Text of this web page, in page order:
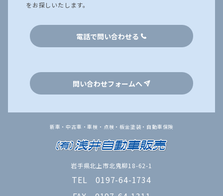
をお探しいたします。
電話で問い合わせる
問い合わせフォームへ
新車・中古車・車検・点検・板金塗装・自動車保険
岩手県北上市北鬼柳18-62-1
TEL 0197-64-1734